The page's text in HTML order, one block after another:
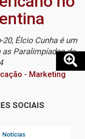
Élcio Cunha é um
Paralimpíadas de
- Marketing
SOCIAIS
Notícias